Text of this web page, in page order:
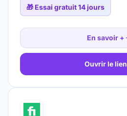
🎁 Essai gratuit 14 jours
En savoir +
Ouvrir le lien